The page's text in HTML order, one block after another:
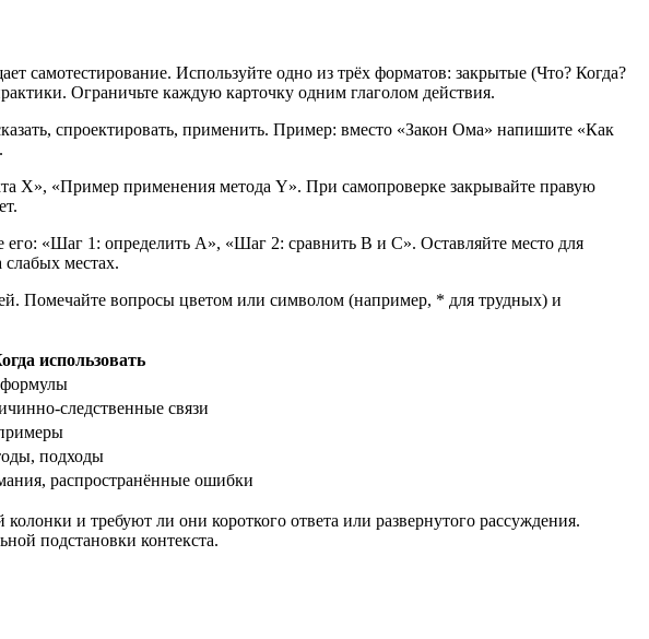
самотестирование. Используйте одно из трёх форматов: закрытые (Что? Когда?
Ограничьте каждую карточку одним глаголом действия.
спроектировать, применить. Пример: вместо «Закон Ома» напишите «Как
X», «Пример применения метода Y». При самопроверке закрывайте правую
«Шаг 1: определить A», «Шаг 2: сравнить B и C». Оставляйте место для
местах.
Помечайте вопросы цветом или символом (например, * для трудных) и
использовать
связи
подходы
распространённые ошибки
и требуют ли они короткого ответа или развернутого рассуждения.
подстановки контекста.